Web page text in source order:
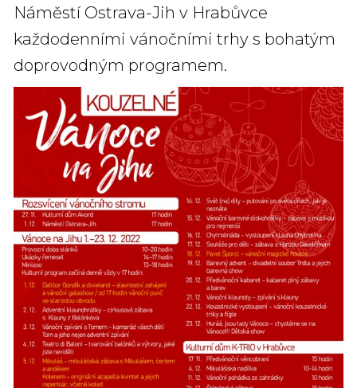
Náměstí Ostrava-Jih v Hrabůvce
každodenními vánočními trhy s bohatým
doprovodným programem.